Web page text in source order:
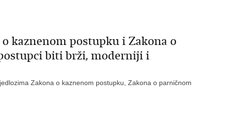
kaznenom postupku i Zakona o
biti brži, moderniji i
Zakona o kaznenom postupku, Zakona o parničnom